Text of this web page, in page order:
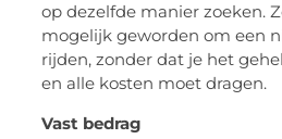
op dezelfde manier zoeken.
mogelijk geworden om een
rijden, zonder dat je het
en alle kosten moet dragen.
Vast bedrag